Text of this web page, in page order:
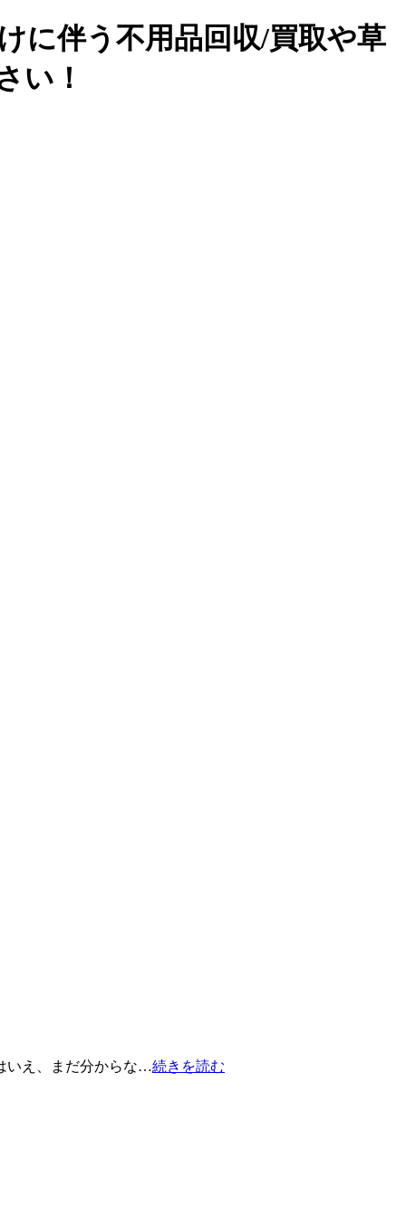
に伴う不用品回収/買取や草
い！
いえ、まだ分からな…続きを読む